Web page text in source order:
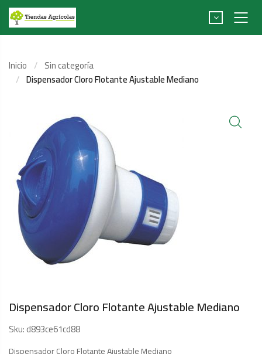
Inicio
Sin categoría
Dispensador Cloro Flotante Ajustable Mediano
Dispensador Cloro Flotante Ajustable Mediano
Sku:d893ce61cd88